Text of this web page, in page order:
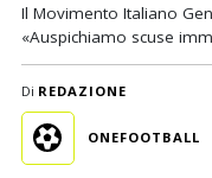
Il Movimento Italiano
«Auspichiamo scuse
Di REDAZIONE
ONEFOOTBALL